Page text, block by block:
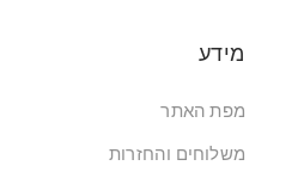
מידע
מפת האתר
משלוחים והחזרות